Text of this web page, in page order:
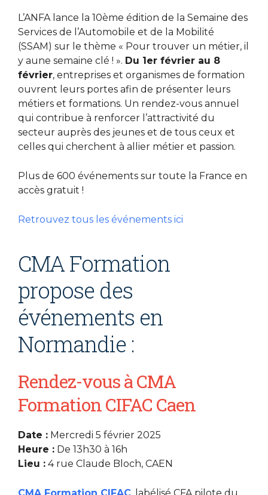
L’ANFA lance la 10ème édition de la Semaine des
Services de l’Automobile et de la Mobilité
(SSAM) sur le thème « Pour trouver un métier, il
y aune semaine clé ! ». Du 1er février au 8
février, entreprises et organismes de formation
ouvrent leurs portes afin de présenter leurs
métiers et formations. Un rendez-vous annuel
qui contribue à renforcer l’attractivité du
secteur auprès des jeunes et de tous ceux et
celles qui cherchent à allier métier et passion.
Plus de 600 événements sur toute la France en
accès gratuit !
Retrouvez tous les événements ici
CMA Formation
propose des
événements en
Normandie :
Rendez-vous à CMA
Formation CIFAC Caen
Date : Mercredi 5 février 2025
Heure : De 13h30 à 16h
Lieu : 4 rue Claude Bloch, CAEN
CMA Formation CIFAC , labélisé CFA pilote du